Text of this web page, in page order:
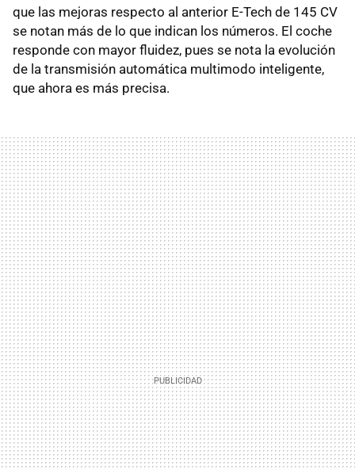
que las mejoras respecto al anterior E-Tech de 145 CV
se notan más de lo que indican los números. El coche
responde con mayor fluidez, pues se nota la evolución
de la transmisión automática multimodo inteligente,
que ahora es más precisa.